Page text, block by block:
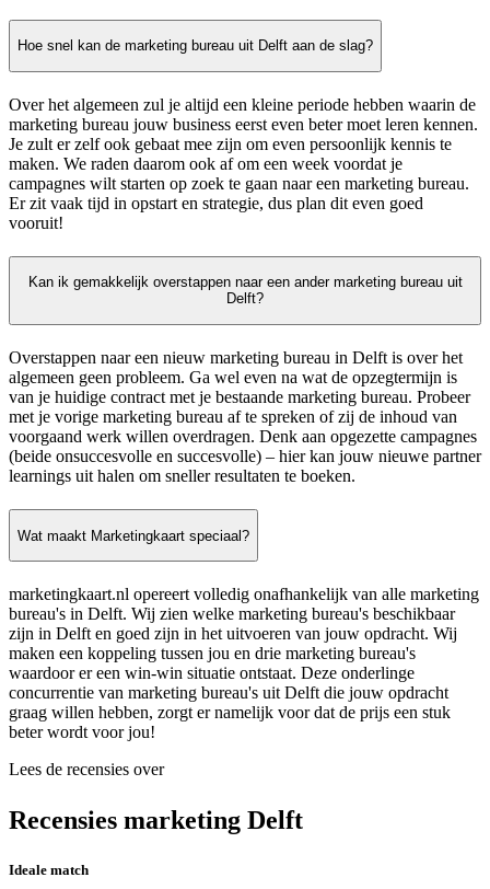
Hoe snel kan de marketing bureau uit Delft aan de slag?
Over het algemeen zul je altijd een kleine periode hebben waarin de
marketing bureau jouw business eerst even beter moet leren kennen.
Je zult er zelf ook gebaat mee zijn om even persoonlijk kennis te
maken. We raden daarom ook af om een week voordat je
campagnes wilt starten op zoek te gaan naar een marketing bureau.
Er zit vaak tijd in opstart en strategie, dus plan dit even goed
vooruit!
Kan ik gemakkelijk overstappen naar een ander marketing bureau uit
Delft?
Overstappen naar een nieuw marketing bureau in Delft is over het
algemeen geen probleem. Ga wel even na wat de opzegtermijn is
van je huidige contract met je bestaande marketing bureau. Probeer
met je vorige marketing bureau af te spreken of zij de inhoud van
voorgaand werk willen overdragen. Denk aan opgezette campagnes
(beide onsuccesvolle en succesvolle) – hier kan jouw nieuwe partner
learnings uit halen om sneller resultaten te boeken.
Wat maakt Marketingkaart speciaal?
marketingkaart.nl opereert volledig onafhankelijk van alle marketing
bureau's in Delft. Wij zien welke marketing bureau's beschikbaar
zijn in Delft en goed zijn in het uitvoeren van jouw opdracht. Wij
maken een koppeling tussen jou en drie marketing bureau's
waardoor er een win-win situatie ontstaat. Deze onderlinge
concurrentie van marketing bureau's uit Delft die jouw opdracht
graag willen hebben, zorgt er namelijk voor dat de prijs een stuk
beter wordt voor jou!
Lees de recensies over
Recensies marketing Delft
Ideale match